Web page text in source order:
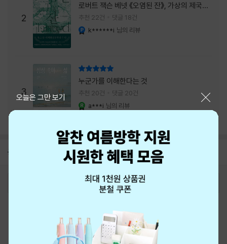
2
로버트 잭슨 베넷 《오염된 잔》, 가상의 제국이
주는 실감과 미스터리 사건의 치밀함이 이루어
내는 최상의 시너지...
추천 22건 댓글 18건
k******i 님의 리뷰
3
누군가를 이해한다는 것
추천 20건 댓글 20건
a***i 님의 리뷰
공지 8월 신용카드 무이자할부 안내
오늘은 그만 보기
최근 본 상품
eBook 1:1문의/채팅상담
예스이십사(주) 사업자 정보